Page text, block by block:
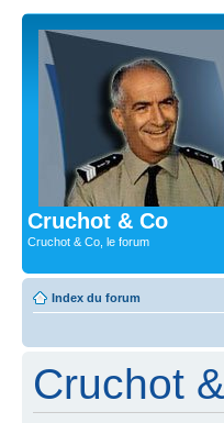
Cruchot & Co
Cruchot & Co, le forum
Index du forum
Cruchot